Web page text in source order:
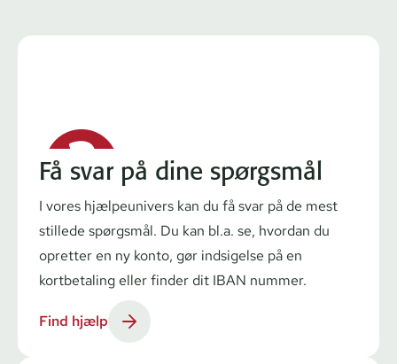
Få svar på dine spørgsmål
I vores hjælpeunivers kan du få svar på de mest
stillede spørgsmål. Du kan bl.a. se, hvordan du
opretter en ny konto, gør indsigelse på en
kortbetaling eller finder dit IBAN nummer.
Find hjælp